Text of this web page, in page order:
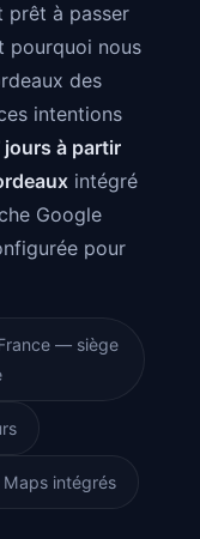
prêt à passer
pourquoi nous
des
intentions
jours à partir
intégré
Google
pour
— siège
Maps intégrés